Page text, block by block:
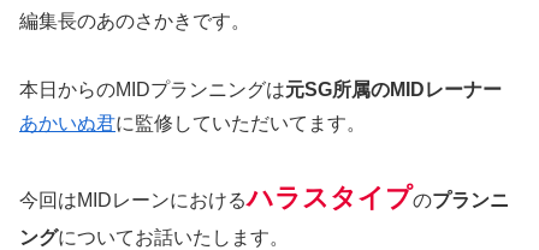
編集長のあのさかきです。
本日からのMIDプランニングは元SG所属のMIDレーナー
あかいぬ君に監修していただいてます。
今回はMIDレーンにおけるハラスタイプのプランニ
ングについてお話いたします。